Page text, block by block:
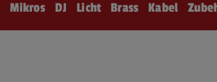
Mikros DJ Licht Brass Kabel